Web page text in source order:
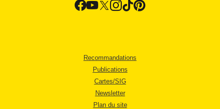
Recommandations
Publications
Cartes/SIG
Newsletter
Plan du site